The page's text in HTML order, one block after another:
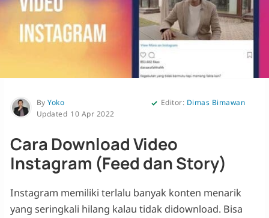
ByYoko
10 Apr 2022
Editor: Dimas Bimawan
Cara Download Video
Instagram (Feed dan Story)
Instagram memiliki terlalu banyak konten menarik
yang seringkali hilang kalau tidak didownload. Bisa